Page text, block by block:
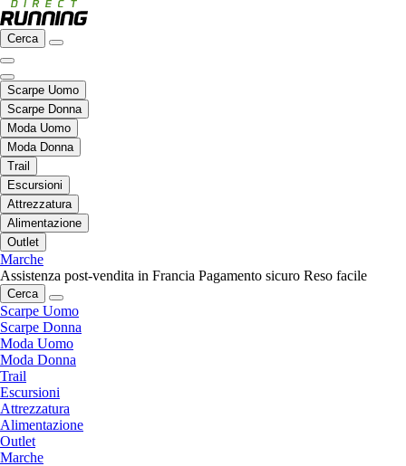
Cerca
Scarpe Uomo
Scarpe Donna
Moda Uomo
Moda Donna
Trail
Escursioni
Attrezzatura
Alimentazione
Outlet
Marche
Assistenza post-vendita in Francia Pagamento sicuro Reso facile
Cerca
Scarpe Uomo
Scarpe Donna
Moda Uomo
Moda Donna
Trail
Escursioni
Attrezzatura
Alimentazione
Outlet
Marche